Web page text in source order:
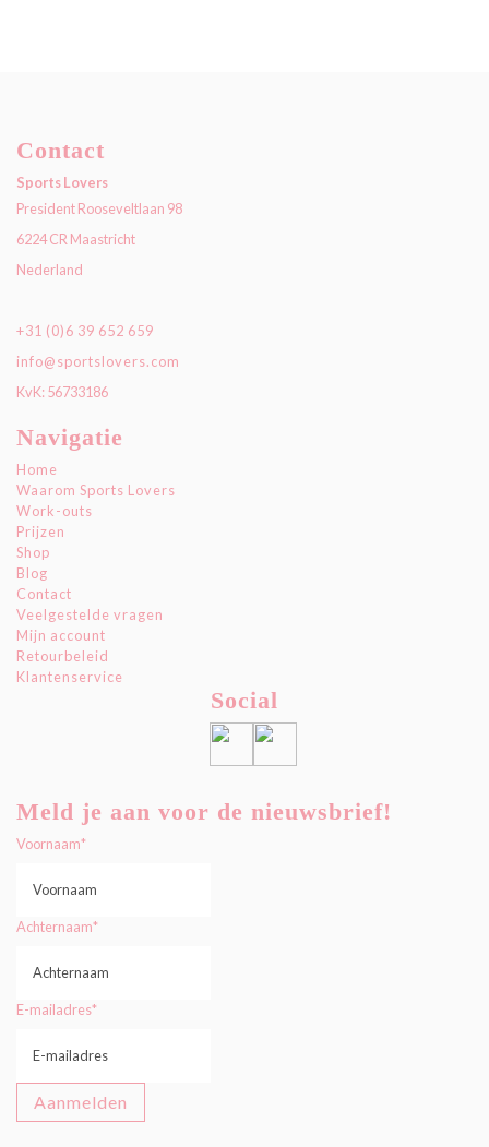
Contact
Sports Lovers
President Rooseveltlaan 98
6224 CR Maastricht
Nederland
+31 (0)6 39 652 659
info@sportslovers.com
KvK: 56733186
Navigatie
Home
Waarom Sports Lovers
Work-outs
Prijzen
Shop
Blog
Contact
Veelgestelde vragen
Mijn account
Retourbeleid
Klantenservice
Social
Meld je aan voor de nieuwsbrief!
Voornaam*
Achternaam*
E-mailadres*